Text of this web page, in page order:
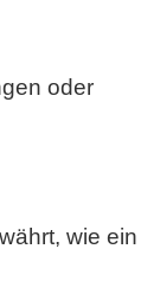
oder
wie ein